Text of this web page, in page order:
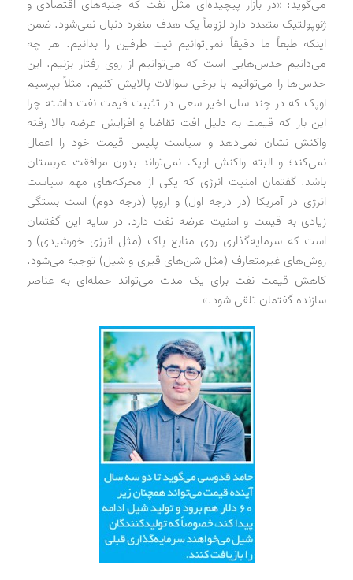
می‌گوید: «در بازار پیچیده‌ای مثل نفت که جنبه‌های اقتصادی و
ژئوپولتیک متعدد دارد لزوماً یک هدف منفرد دنبال نمی‌شود. ضمن
اینکه طبعاً ما دقیقاً نمی‌توانیم نیت طرفین را بدانیم. هر چه
می‌دانیم حدس‌هایی است که می‌توانیم از روی رفتار بزنیم. این
حدس‌ها را می‌توانیم با برخی سوالات پالایش کنیم. مثلاً بپرسیم
اوپک که در چند سال اخیر سعی در تثبیت قیمت نفت داشته چرا
این بار که قیمت به دلیل افت تقاضا و افزایش عرضه بالا رفته
واکنش نشان نمی‌دهد و سیاست پلیس قیمت خود را اعمال
نمی‌کند؛ و البته واکنش اوپک نمی‌تواند بدون موافقت عربستان
باشد. گفتمان امنیت انرژی که یکی از محرکه‌های مهم سیاست
انرژی در آمریکا (در درجه اول) و اروپا (درجه دوم) است بستگی
زیادی به قیمت و امنیت عرضه نفت دارد. در سایه این گفتمان
است که سرمایه‌گذاری روی منابع پاک (مثل انرژی خورشیدی) و
روش‌های غیرمتعارف (مثل شن‌های قیری و شیل) توجیه می‌شود.
کاهش قیمت نفت برای یک مدت می‌تواند حمله‌ای به عناصر
سازنده گفتمان تلقی شود.»